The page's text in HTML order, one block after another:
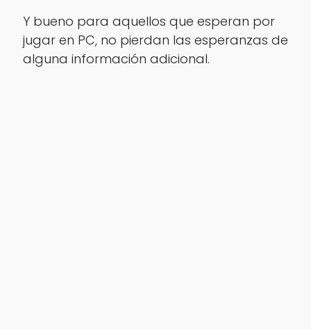
Y bueno para aquellos que esperan por
jugar en PC, no pierdan las esperanzas de
alguna información adicional.